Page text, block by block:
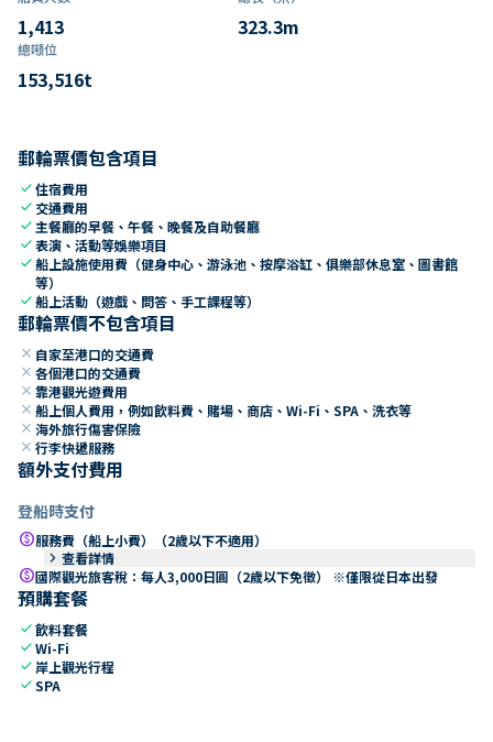
1,413 323.3m
總噸位
153,516t
郵輪票價包含項目
check住宿費用
check 交通費用
check 主餐廳的早餐、午餐、晚餐及自助餐廳
check表演、活動等娛樂項目
check船上設施使用費（健身中心、游泳池、按摩浴缸、俱樂部休息室、圖書館
等）
check船上活動（遊戲、問答、手工課程等）
郵輪票價不包含項目
close 自家至港口的交通費
close 各個港口的交通費
close 靠港觀光遊費用
close 船上個人費用，例如飲料費、賭場、商店、Wi-Fi、SPA、洗衣等
close 海外旅行傷害保險
close 行李快遞服務
額外支付費用
登船時支付
paid服務費（船上小費）（2歲以下不適用）
keyboard_arrow_right 查看詳情
paid國際觀光旅客稅：每人3,000日圓（2歲以下免徵） ※僅限從日本出發
預購套餐
check飲料套餐
checkWi-Fi
check 岸上觀光行程
checkSPA